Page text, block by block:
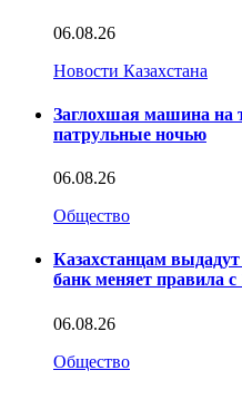
06.08.26
Новости Казахстана
Заглохшая машина на
патрульные ночью
06.08.26
Общество
Казахстанцам
банк меняет правила с
06.08.26
Общество